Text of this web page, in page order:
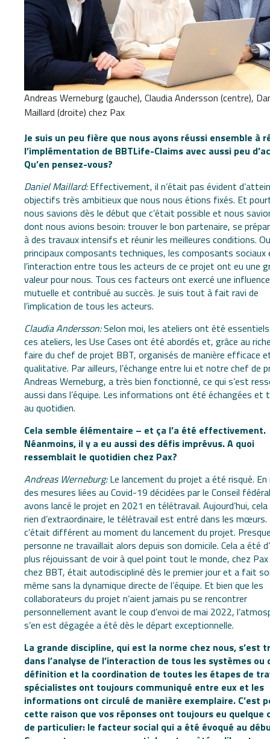
Andreas Werneburg (gauche), Claudia Andersson (centre),
Maillard (droite) chez Pax
Je suis un peu fière que nous ayons réussi ensemble à
l’implémentation de BBTLife-Claims avec aussi peu
Qu’en pensez-vous?
Daniel Maillard:Effectivement, il n’était pas évident
objectifs très ambitieux que nous nous étions fixés. Et
nous savions dès le début que c’était possible et nous
dont nous avions besoin: trouver le bon partenaire, se
à des travaux intensifs et réunir les meilleures conditions.
principaux composants techniques, les composants sociaux
l’interaction entre tous les acteurs de ce projet ont eu une
valeur pour nous. Tous ces facteurs ont exercé une
mutuelle et contribué au succès. Je suis tout à fait ravi de
l’implication de tous les acteurs.
Claudia Andersson:Selon moi, les ateliers ont été
ces ateliers, les Use Cases ont été abordés et, grâce au
faire du chef de projet BBT, organisés de manière efficace
qualitative. Par ailleurs, l’échange entre lui et notre chef de
Andreas Werneburg, a très bien fonctionné, ce qui s’est
aussi dans l’équipe. Les informations ont été échangées et
au quotidien.
Cela semble élémentaire – et ça l’a été effectivement.
Néanmoins, il y a eu aussi des défis imprévus. A quoi
ressemblait le quotidien chez Pax?
Andreas Werneburg:Le lancement du projet a été risqué. En
des mesures liées au Covid-19 décidées par le Conseil
avons lancé le projet en 2021 en télétravail. Aujourd’hui, cela
rien d’extraordinaire, le télétravail est entré dans les mœurs.
c’était différent au moment du lancement du projet.
personne ne travaillait alors depuis son domicile. Cela a été
plus réjouissant de voir à quel point tout le monde, chez
chez BBT, était autodiscipliné dès le premier jour et a fait
même sans la dynamique directe de l’équipe. Et bien que les
collaborateurs du projet n’aient jamais pu se rencontrer
personnellement avant le coup d’envoi de mai 2022,
s’en est dégagée a été dès le départ exceptionnelle.
La grande discipline, qui est la norme chez nous, s’est
dans l’analyse de l’interaction de tous les systèmes ou
définition et la coordination de toutes les étapes de
spécialistes ont toujours communiqué entre eux et les
informations ont circulé de manière exemplaire. C’est
cette raison que vos réponses ont toujours eu quelque
de particulier: le facteur social qui a été évoqué au